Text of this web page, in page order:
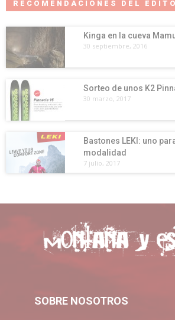
RECOMENDACIONES DEL
Kinga en la cueva
30 septiembre, 2016
Sorteo de unos K2
30 marzo, 2017
Bastones LEKI: uno
modalidad
7 julio, 2017
SOBRE NOSOTROS